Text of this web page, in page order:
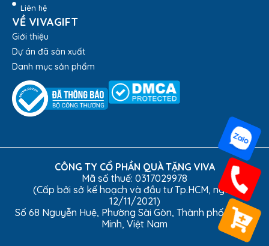
Bảng Vinh Danh Gỗ Đồng Tri Ân BVD-102 –
Quatangviva.com
Liên hệ
VỀ VIVAGIFT
Giới thiệu
Dự án đã sản xuất
Danh mục sản phẩm
CÔNG TY CỔ PHẦN QUÀ TẶNG VIVA
Mã số thuế: 0317029978
(Cấp bởi sở kế hoạch và đầu tư Tp.HCM, ngày
12/11/2021)
Số 68 Nguyễn Huệ, Phường Sài Gòn, Thành phố Hồ Chí
Minh, Việt Nam